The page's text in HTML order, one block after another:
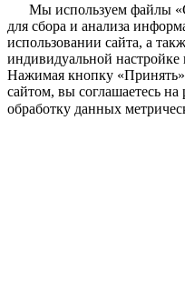
Мы используем файлы
для сбора и анализа
использовании сайта, а
индивидуальной
Нажимая кнопку «Принять»
сайтом, вы соглашаетесь
обработку данных